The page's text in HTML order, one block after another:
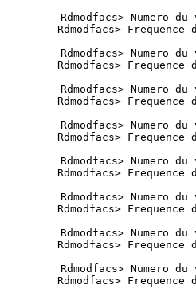
Rdmodfacs> Numero
Rdmodfacs>
Rdmodfacs> Numero
Rdmodfacs>
Rdmodfacs> Numero
Rdmodfacs>
Rdmodfacs> Numero
Rdmodfacs>
Rdmodfacs> Numero
Rdmodfacs>
Rdmodfacs> Numero
Rdmodfacs>
Rdmodfacs> Numero
Rdmodfacs>
Rdmodfacs> Numero
Rdmodfacs>